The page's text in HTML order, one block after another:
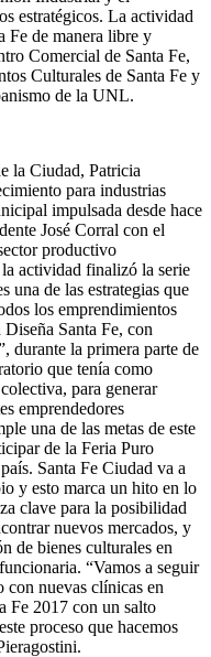
estratégicos. La actividad
Fe de manera libre y
Comercial de Santa Fe,
Culturales de Santa Fe y
de la UNL.
la Ciudad, Patricia
para industrias
impulsada desde hace
José Corral con el
productivo
actividad finalizó la serie
una de las estrategias que
los emprendimientos
Santa Fe, con
durante la primera parte de
que tenía como
para generar
emprendedores
una de las metas de este
de la Feria Puro
Santa Fe Ciudad va a
y esto marca un hito en lo
clave para la posibilidad
nuevos mercados, y
de bienes culturales en
“Vamos a seguir
con nuevas clínicas en
Fe 2017 con un salto
proceso que hacemos